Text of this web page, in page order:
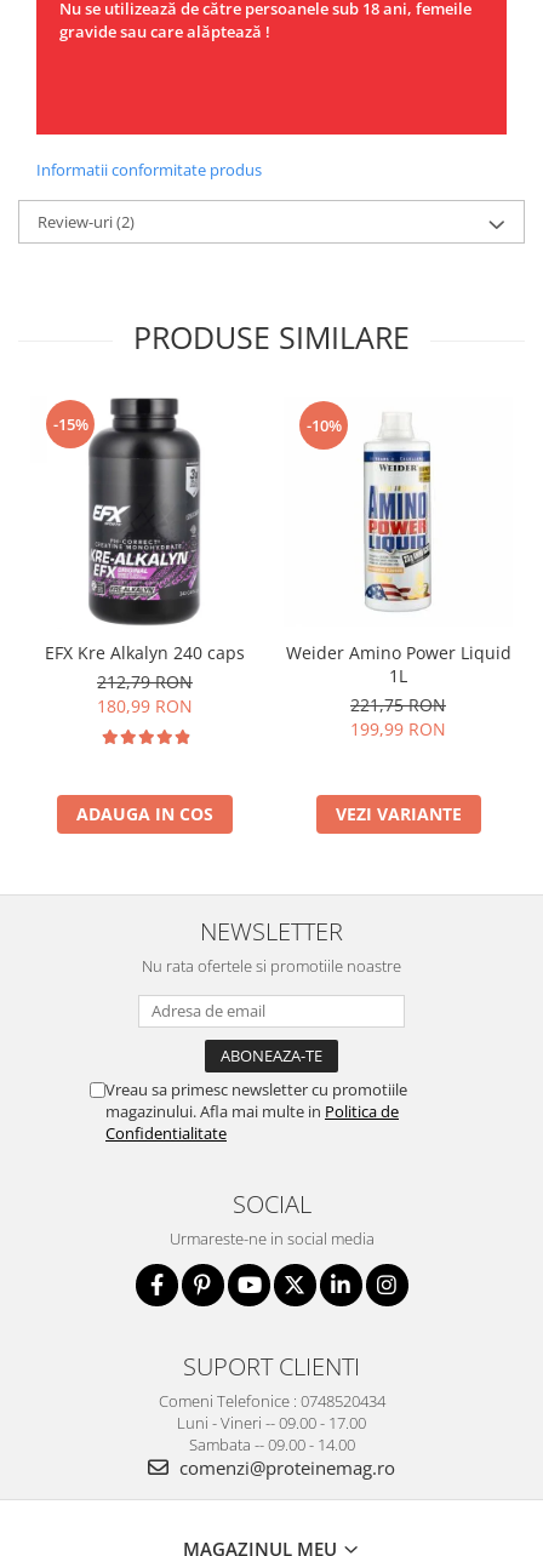
Nu se utilizează de către persoanele sub 18 ani, femeile
gravide sau care alăptează !
Informatii conformitate produs
Review-uri(2)
PRODUSE SIMILARE
-15%
EFX Kre Alkalyn 240 caps
212,79 RON
180,99 RON
ADAUGA IN COS
-10%
Weider Amino Power Liquid
1L
221,75 RON
199,99 RON
VEZI VARIANTE
NEWSLETTER
Nu rata ofertele si promotiile noastre
Vreau sa primesc newsletter cu promotiile
magazinului. Afla mai multe in Politica de
Confidentialitate
SOCIAL
Urmareste-ne in social media
SUPORT CLIENTI
Comeni Telefonice : 0748520434
Luni - Vineri -- 09.00 - 17.00
Sambata -- 09.00 - 14.00
comenzi@proteinemag.ro
MAGAZINUL MEU